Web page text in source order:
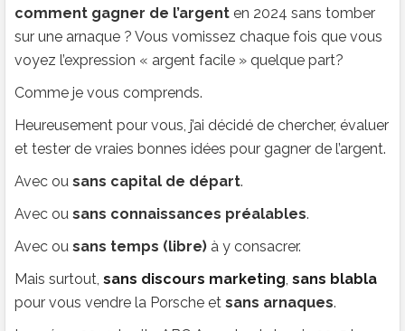
comment gagner de l’argent en 2024 sans tomber
sur une arnaque ? Vous vomissez chaque fois que vous
voyez l’expression « argent facile » quelque part?
Comme je vous comprends.
Heureusement pour vous, j’ai décidé de chercher, évaluer
et tester de vraies bonnes idées pour gagner de l’argent.
Avec ou sans capital de départ.
Avec ou sans connaissances préalables.
Avec ou sans temps (libre) à y consacrer.
Mais surtout, sans discours marketing, sans blabla
pour vous vendre la Porsche et sans arnaques.